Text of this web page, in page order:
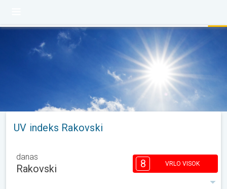
UV indeks Rakovski
danas
Rakovski 8 VRLO VISOK